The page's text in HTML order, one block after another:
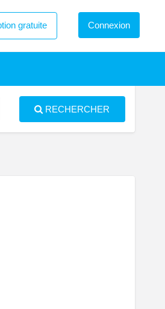
gratuite Connexion
RECHERCHER